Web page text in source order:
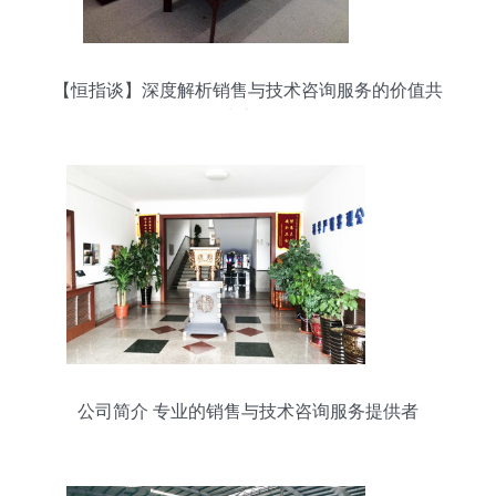
【恒指谈】深度解析销售与技术咨询服务的价值共
公司简介 专业的销售与技术咨询服务提供者